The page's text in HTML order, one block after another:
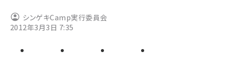
セミナー (2315)
シンゲキCamp実行委員会
2012年3月3日 7:35